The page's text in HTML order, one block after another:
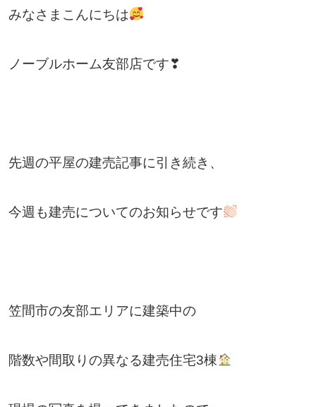
みなさまこんにちは
ノーブルホーム友部店です❣
先週の平屋の建売記事に引き続き、
今週も建売についてのお知らせです
笠間市の友部エリアに建築中の
階数や間取りの異なる建売住宅3棟